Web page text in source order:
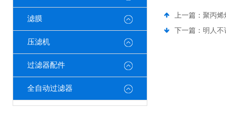
滤膜
压滤机
过滤器配件
全自动过滤器
上一篇： 聚丙烯
下一篇： 明人不